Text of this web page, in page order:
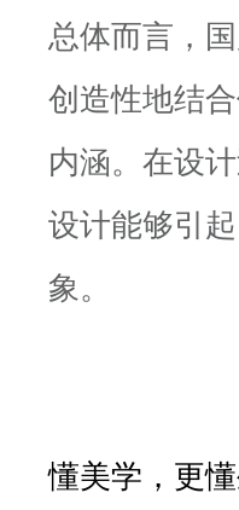
总体而言，
创造性地结
内涵。在设
设计能够引
象。
懂美学，更